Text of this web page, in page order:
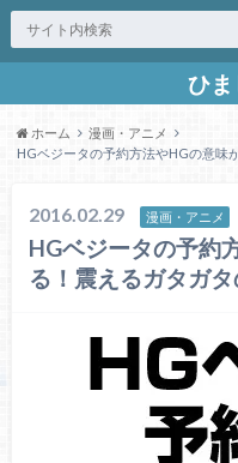
ひ
ホーム
漫画・アニメ
HGベジータの予約方法やHGの意味
2016.02.29 漫画・アニメ
HGベジータの予約
る！震えるガタガタ